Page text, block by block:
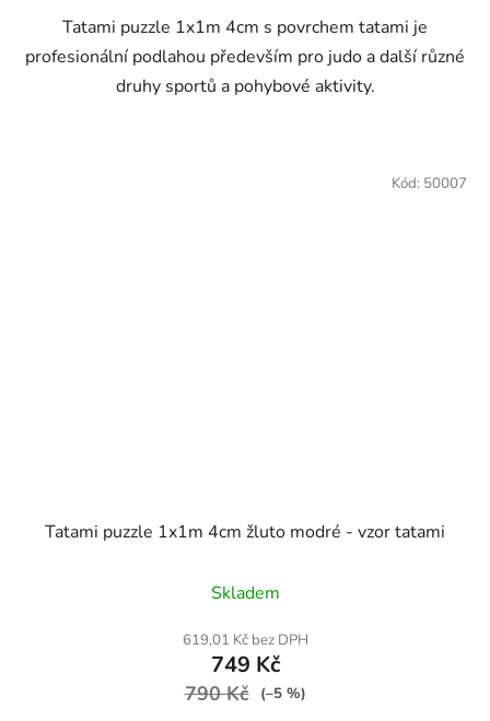
Tatami puzzle 1x1m 4cm s povrchem tatami je
profesionální podlahou především pro judo a další různé
druhy sportů a pohybové aktivity.
Tatami puzzle 1x1m 4cm žluto modré - vzor tatami
hodnocení
produktu
je
5,0
Skladem
619,01 Kč bez DPH
749 Kč
790 Kč (–5 %)
Kód: 50007